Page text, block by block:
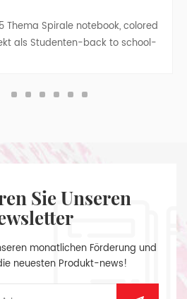
Spirale notebook, colored
als Studenten-back to school-
monatlichen Förderung und
neuesten Produkt-news!